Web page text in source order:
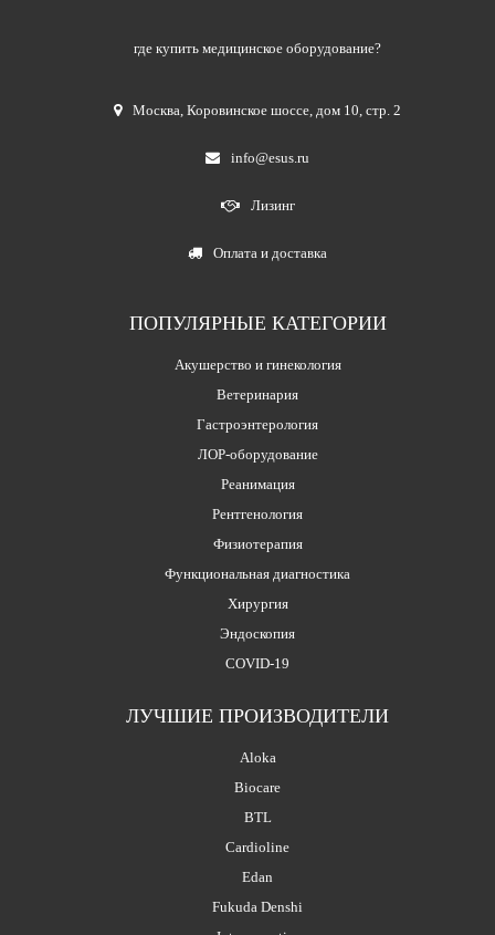
где купить медицинское оборудование?
Москва,Коровинское шоссе, дом 10, стр. 2
info@esus.ru
Лизинг
Оплата и доставка
ПОПУЛЯРНЫЕ КАТЕГОРИИ
Акушерство и гинекология
Ветеринария
Гастроэнтерология
ЛОР-оборудование
Реанимация
Рентгенология
Физиотерапия
Функциональная диагностика
Хирургия
Эндоскопия
COVID-19
ЛУЧШИЕ ПРОИЗВОДИТЕЛИ
Aloka
Biocare
BTL
Cardioline
Edan
Fukuda Denshi